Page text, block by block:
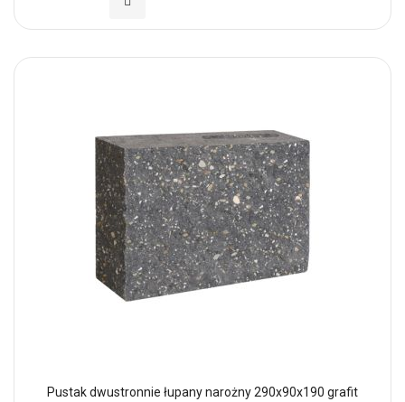
Pustak dwustronnie łupany narożny 290x90x190 grafit